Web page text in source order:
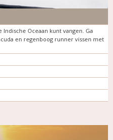
Oceaan kunt vangen. Ga
en regenboog runner vissen met